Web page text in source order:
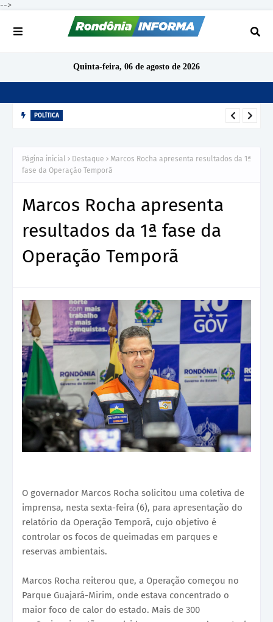
-->
Quinta-feira, 06 de agosto de 2026
POLÍTICA
Página inicial Destaque
Marcos Rocha apresenta resultados da 1ª
fase da Operação Temporã
Marcos Rocha apresenta
resultados da 1ª fase da
Operação Temporã
O governador Marcos Rocha solicitou uma coletiva de
imprensa, nesta sexta-feira (6), para apresentação do
relatório da Operação Temporã, cujo objetivo é
controlar os focos de queimadas em parques e
reservas ambientais.
Marcos Rocha reiterou que, a Operação começou no
Parque Guajará-Mirim, onde estava concentrado o
maior foco de calor do estado. Mais de 300